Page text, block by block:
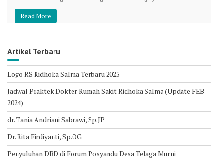
Read More
Artikel Terbaru
Logo RS Ridhoka Salma Terbaru 2025
Jadwal Praktek Dokter Rumah Sakit Ridhoka Salma (Update FEB
2024)
dr. Tania Andriani Sabrawi, Sp.JP
Dr. Rita Firdiyanti, Sp.OG
Penyuluhan DBD di Forum Posyandu Desa Telaga Murni